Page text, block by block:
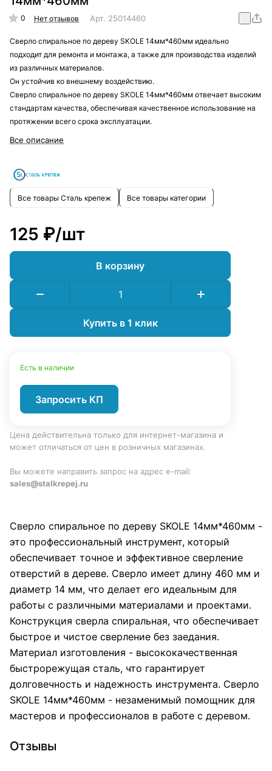
0 Нет отзывов Арт. 25014460
Сверло спиральное по дереву SKOLE 14мм*460мм идеально
подходит для ремонта и монтажа, а также для производства изделий
из различных материалов.
Он устойчив ко внешнему воздействию.
Сверло спиральное по дереву SKOLE 14мм*460мм отвечает высоким
стандартам качества, обеспечивая качественное использование на
протяжении всего срока эксплуатации.
Все описание
Все товары Сталь крепеж Все товары категории
125 ₽/шт
В корзину
Купить в 1 клик
Есть в наличии
Запросить КП
Цена действительна только для интернет-магазина и
может отличаться от цен в розничных магазинах.
Вы можете направить запрос на адрес e-mail:
sales@stalkrepej.ru
Сверло спиральное по дереву SKOLE 14мм*460мм -
это профессиональный инструмент, который
обеспечивает точное и эффективное сверление
отверстий в дереве. Сверло имеет длину 460 мм и
диаметр 14 мм, что делает его идеальным для
работы с различными материалами и проектами.
Конструкция сверла спиральная, что обеспечивает
быстрое и чистое сверление без заедания.
Материал изготовления - высококачественная
быстрорежущая сталь, что гарантирует
долговечность и надежность инструмента. Сверло
SKOLE 14мм*460мм - незаменимый помощник для
мастеров и профессионалов в работе с деревом.
Отзывы